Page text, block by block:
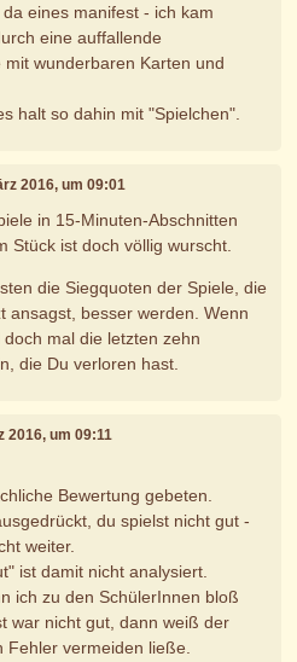
eines manifest - ich kam
eine auffallende
mit wunderbaren Karten und
halt so dahin mit "Spielchen".
2016, um 09:01
in 15-Minuten-Abschnitten
Stück ist doch völlig wurscht.
die Siegquoten der Spiele, die
ansagst, besser werden. Wenn
doch mal die letzten zehn
die Du verloren hast.
2016, um 09:11
Bewertung gebeten.
du spielst nicht gut -
weiter.
ist damit nicht analysiert.
ich zu den SchülerInnen bloß
war nicht gut, dann weiß der
Fehler vermeiden ließe.